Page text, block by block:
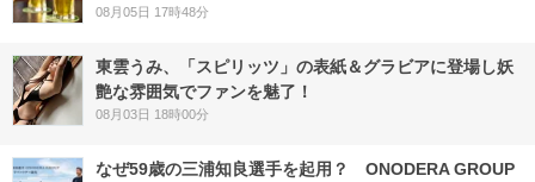
08月05日 17時48分
東雲うみ、「スピリッツ」の表紙＆グラビアに登場し妖
艶な雰囲気でファンを魅了！
08月03日 18時00分
なぜ59歳の三浦知良選手を起用？ ONODERA GROUP